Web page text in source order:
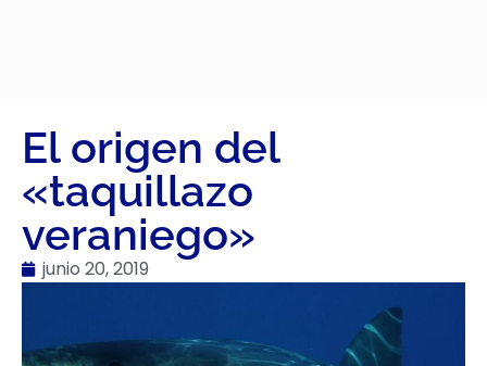
El origen del
«taquillazo
veraniego»
junio 20, 2019